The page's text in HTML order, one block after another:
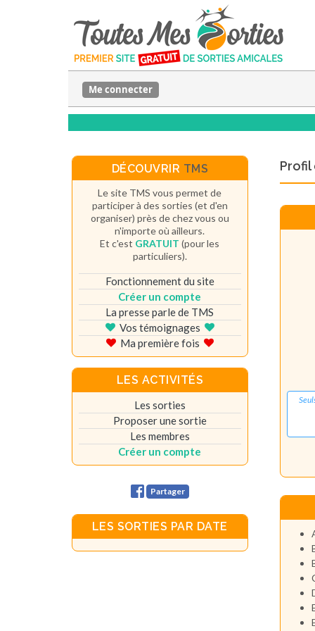
Me connecter
DÉCOUVRIR TMS
Le site TMS vous permet de
participer à des sorties (et d'en
organiser) près de chez vous ou
n'importe où ailleurs.
Et c'est GRATUIT (pour les
particuliers).
Fonctionnement du site
Créer un compte
La presse parle de TMS
Vos témoignages
Ma première fois
LES ACTIVITÉS
Les sorties
Proposer une sortie
Les membres
Créer un compte
Partager
LES SORTIES PAR DATE